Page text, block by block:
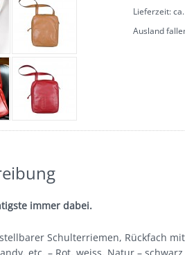
Lieferzeit:
Ausland
immer dabei.
Schulterriemen, Rückfach